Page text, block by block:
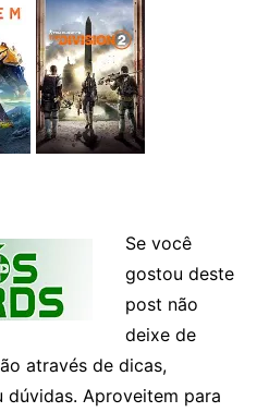
Se você
gostou deste
post não
deixe de
através de dicas,
dúvidas. Aproveitem para